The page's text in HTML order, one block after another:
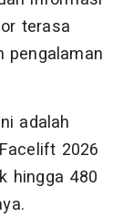
terasa
pengalaman
adalah
2026
hingga 480